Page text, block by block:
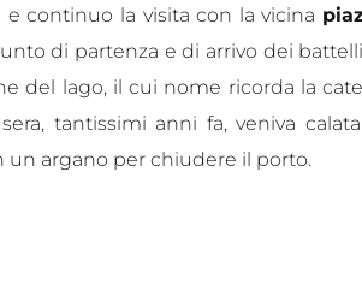
e continuo la visita con la vicina
di partenza e di arrivo dei
del lago, il cui nome ricorda la
tantissimi anni fa, veniva
un argano per chiudere il porto.